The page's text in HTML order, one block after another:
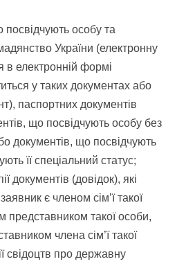
посвідчують особу та
України (електронну
в електронній формі
у таких документах або
паспортних документів
що посвідчують особу без
документів, що посвідчують
її спеціальний статус;
документів (довідок), які
є членом сім’ї такої
представником такої особи,
члена сім’ї такої
свідоцтв про державну